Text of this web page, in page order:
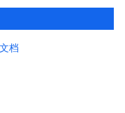
等功能共同构成
档